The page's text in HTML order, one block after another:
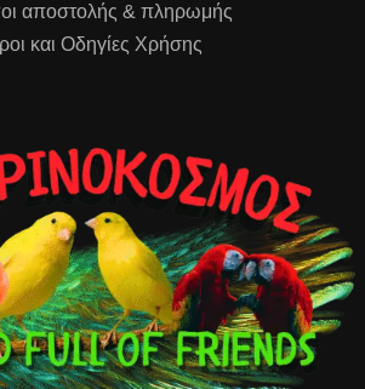
αποστολής & πληρωμής
και Οδηγίες Χρήσης